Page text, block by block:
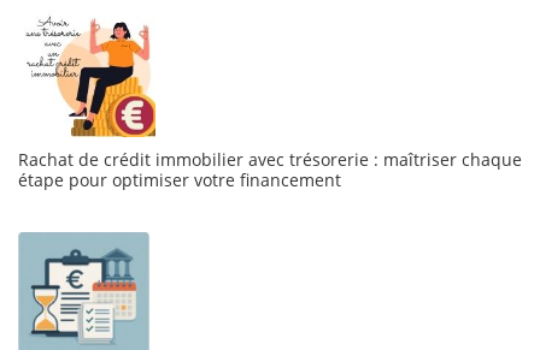
Rachat de crédit immobilier avec trésorerie : maîtriser chaque
étape pour optimiser votre financement